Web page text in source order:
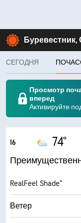
Буревестник,
СЕГОДНЯ
Просмотр
вперед
Активируйте
16 74°
RealFeel Shade™
Ветер